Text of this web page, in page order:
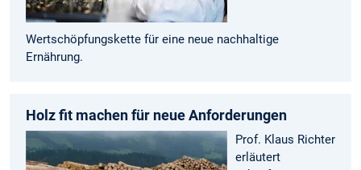
Wertschöpfungskette für eine neue nachhaltige
Ernährung.
Holz fit machen für neue Anforderungen
Prof. Klaus Richter
erläutert